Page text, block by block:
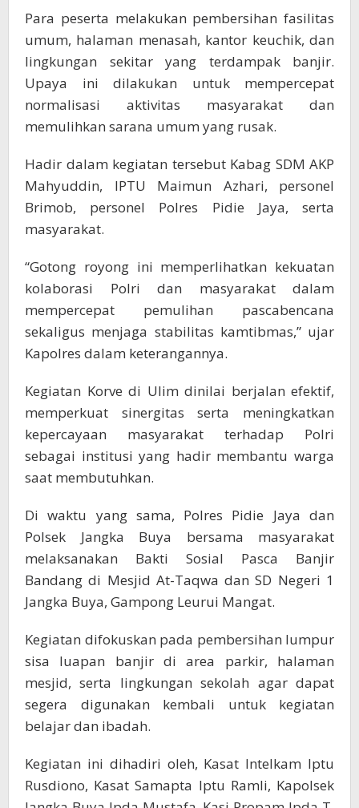
Para peserta melakukan pembersihan fasilitas
umum, halaman menasah, kantor keuchik, dan
lingkungan sekitar yang terdampak banjir.
Upaya ini dilakukan untuk mempercepat
normalisasi aktivitas masyarakat dan
memulihkan sarana umum yang rusak.
Hadir dalam kegiatan tersebut Kabag SDM AKP
Mahyuddin, IPTU Maimun Azhari, personel
Brimob, personel Polres Pidie Jaya, serta
masyarakat.
“Gotong royong ini memperlihatkan kekuatan
kolaborasi Polri dan masyarakat dalam
mempercepat pemulihan pascabencana
sekaligus menjaga stabilitas kamtibmas,” ujar
Kapolres dalam keterangannya.
Kegiatan Korve di Ulim dinilai berjalan efektif,
memperkuat sinergitas serta meningkatkan
kepercayaan masyarakat terhadap Polri
sebagai institusi yang hadir membantu warga
saat membutuhkan.
Di waktu yang sama, Polres Pidie Jaya dan
Polsek Jangka Buya bersama masyarakat
melaksanakan Bakti Sosial Pasca Banjir
Bandang di Mesjid At-Taqwa dan SD Negeri 1
Jangka Buya, Gampong Leurui Mangat.
Kegiatan difokuskan pada pembersihan lumpur
sisa luapan banjir di area parkir, halaman
mesjid, serta lingkungan sekolah agar dapat
segera digunakan kembali untuk kegiatan
belajar dan ibadah.
Kegiatan ini dihadiri oleh, Kasat Intelkam Iptu
Rusdiono, Kasat Samapta Iptu Ramli, Kapolsek